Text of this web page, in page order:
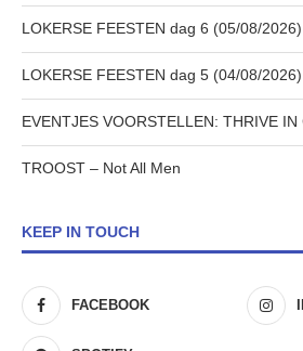
LOKERSE FEESTEN dag 6 (05/08/2026)
LOKERSE FEESTEN dag 5 (04/08/2026)
EVENTJES VOORSTELLEN: THRIVE IN
TROOST – Not All Men
KEEP IN TOUCH
FACEBOOK